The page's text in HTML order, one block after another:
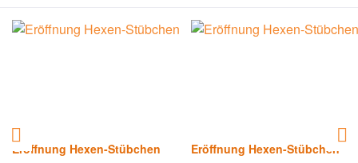
Eröffnung Hexen-Stübchen
Eröffnung Hexen-Stübchen